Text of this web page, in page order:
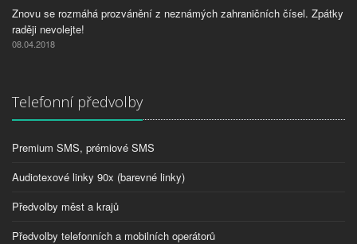
Znovu se rozmáhá prozvánění z neznámých zahraničních čísel. Zpátky
raději nevolejte!
08.04.2018
Telefonní předvolby
Premium SMS, prémiové SMS
Audiotexové linky 90x (barevné linky)
Předvolby měst a krajů
Předvolby telefonních a mobilních operátorů